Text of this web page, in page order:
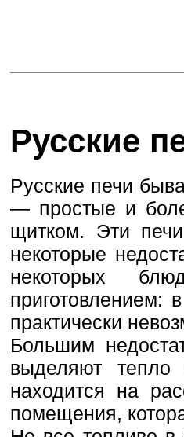
Русские
Русские печи
— простые и
щитком. Эти
некоторые
некоторых
приготовлением:
практически
Большим
выделяют
находится на
помещения,